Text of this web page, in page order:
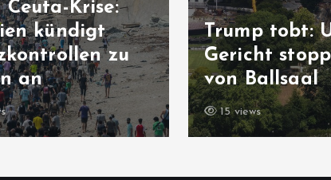
Trump tobt: US-
Gericht stoppt Bau
von Ballsaal
15 views
US-
neue
gegen
10 views